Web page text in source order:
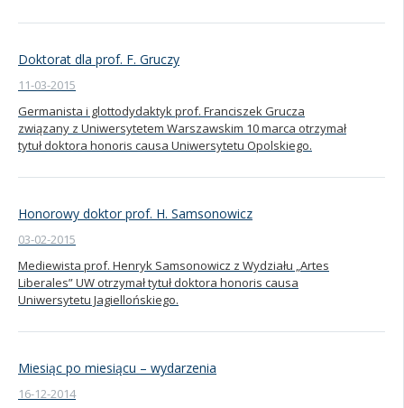
Doktorat dla prof. F. Gruczy
11-03-2015
Germanista i glottodydaktyk prof. Franciszek Grucza
związany z Uniwersytetem Warszawskim 10 marca otrzymał
tytuł doktora honoris causa Uniwersytetu Opolskiego.
Honorowy doktor prof. H. Samsonowicz
03-02-2015
Mediewista prof. Henryk Samsonowicz z Wydziału „Artes
Liberales” UW otrzymał tytuł doktora honoris causa
Uniwersytetu Jagiellońskiego.
Miesiąc po miesiącu – wydarzenia
16-12-2014